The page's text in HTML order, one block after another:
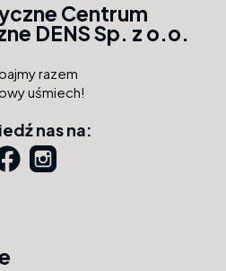
Centrum
DENS Sp. z o.o.
razem
uśmiech!
nas na: